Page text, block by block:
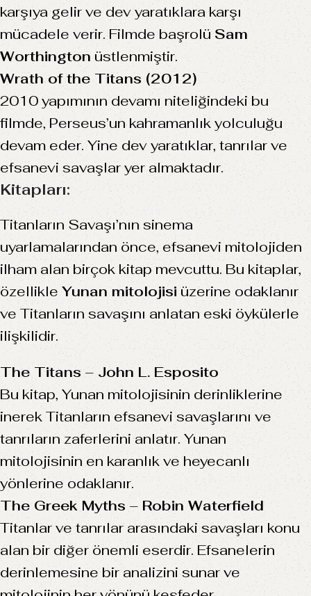
karşıya gelir ve dev yaratıklara karşı
mücadele verir. Filmde başrolü Sam
Worthington üstlenmiştir.
Wrath of the Titans (2012)
2010 yapımının devamı niteliğindeki bu
filmde, Perseus’un kahramanlık yolculuğu
devam eder. Yine dev yaratıklar, tanrılar ve
efsanevi savaşlar yer almaktadır.
Kitapları:
Titanların Savaşı’nın sinema
uyarlamalarından önce, efsanevi mitolojiden
ilham alan birçok kitap mevcuttu. Bu kitaplar,
özellikle Yunan mitolojisi üzerine odaklanır
ve Titanların savaşını anlatan eski öykülerle
ilişkilidir.
The Titans – John L. Esposito
Bu kitap, Yunan mitolojisinin derinliklerine
inerek Titanların efsanevi savaşlarını ve
tanrıların zaferlerini anlatır. Yunan
mitolojisinin en karanlık ve heyecanlı
yönlerine odaklanır.
The Greek Myths – Robin Waterfield
Titanlar ve tanrılar arasındaki savaşları konu
alan bir diğer önemli eserdir. Efsanelerin
derinlemesine bir analizini sunar ve